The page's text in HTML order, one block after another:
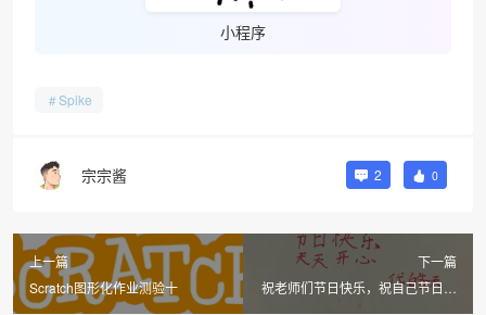
小程序
Spike
宗宗酱 2 0
上一篇
Scratch图形化作业测验十
下一篇
祝老师们节日快乐，祝自己节日快